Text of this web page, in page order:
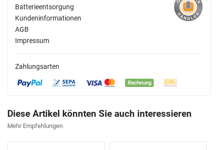
Batterieentsorgung
Kundeninformationen
AGB
Impressum
Zahlungsarten
Diese Artikel könnten Sie auch interessieren
Mehr Empfehlungen